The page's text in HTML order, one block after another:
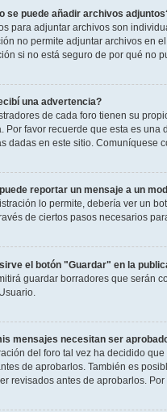
se puede añadir archivos
para adjuntar archivos son
no permite adjuntar archivos en
si no está seguro de por qué no
una advertencia?
de cada foro tienen su
Por favor recuerde que esta es
dadas en este sitio. Comuníquese
reportar un mensaje a un
lo permite, debería ver un
de ciertos pasos necesarios
el botón "Guardar" en la
guardar borradores que serán
mensajes necesitan ser
del foro tal vez ha decidido
de aprobarlos. También es
revisados antes de aprobarlos.